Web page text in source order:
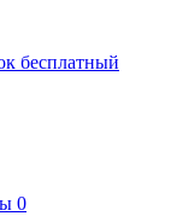
бесплатный
0